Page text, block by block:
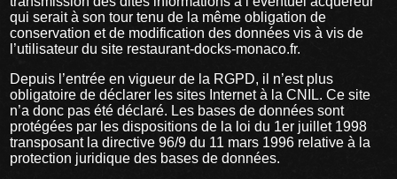
qui serait à son tour tenu de la même obligation de
conservation et de modification des données vis à vis de
l’utilisateur du site restaurant-docks-monaco.fr.
Depuis l’entrée en vigueur de la RGPD, il n’est plus
obligatoire de déclarer les sites Internet à la CNIL. Ce site
n’a donc pas été déclaré. Les bases de données sont
protégées par les dispositions de la loi du 1er juillet 1998
transposant la directive 96/9 du 11 mars 1996 relative à la
protection juridique des bases de données.